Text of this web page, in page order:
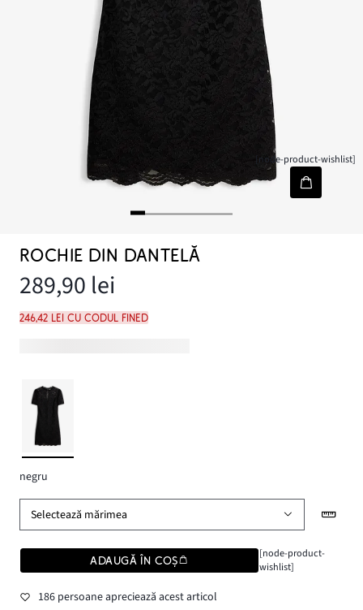
[node-product-wishlist]
ROCHIE DIN DANTELĂ
289,90 lei
246,42 lei cu codul FINED
negru
Selectează mărimea
ADAUGĂ ÎN COȘ
[node-product-
wishlist]
186 persoane apreciează acest articol